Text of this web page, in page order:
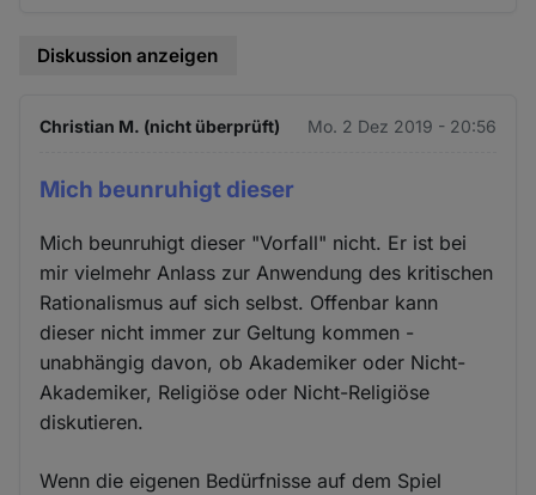
Diskussion anzeigen
Christian M. (nicht überprüft) Mo. 2 Dez 2019 - 20:56
Mich beunruhigt dieser
Mich beunruhigt dieser "Vorfall" nicht. Er ist bei
mir vielmehr Anlass zur Anwendung des kritischen
Rationalismus auf sich selbst. Offenbar kann
dieser nicht immer zur Geltung kommen -
unabhängig davon, ob Akademiker oder Nicht-
Akademiker, Religiöse oder Nicht-Religiöse
diskutieren.
Wenn die eigenen Bedürfnisse auf dem Spiel